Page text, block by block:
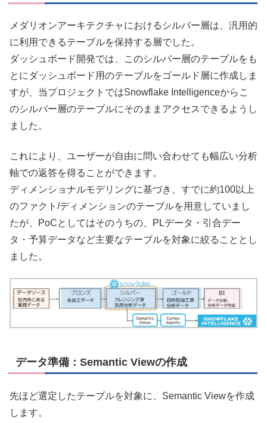
メダリオンアーキテクチャにおけるシルバー層は、汎用的
に利用できるテーブルを保持する層でした。
ダッシュボード開発では、このシルバー層のテーブルをも
とにダッシュボード用のテーブルをゴールド層に作成しま
すが、当プロジェクトではSnowflake Intelligenceからこ
のシルバー層のテーブルにそのままアクセスできるようし
ました。
これにより、ユーザーが自由に問い合わせても幅広い分析
軸での返答を得ることができます。
ディメンショナルモデリングに基づき、すでに約100以上
のファクト/ディメンションのテーブルを用意していまし
たが、PoCとしてはそのうちの、PLデータ・引合デー
タ・予算データなど主要なテーブルを対象に絞ることとし
ました。
データ準備：Semantic Viewの作成
先ほど選定したテーブルを対象に、Semantic Viewを作成
します。